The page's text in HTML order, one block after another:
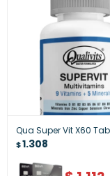
Qua Super Vit X60
$1.308